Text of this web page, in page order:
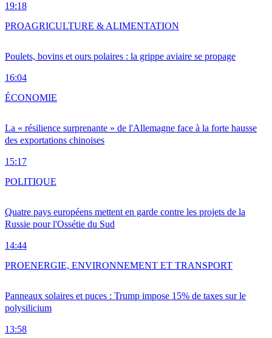
19:18
Poulets, bovins et ours polaires : la grippe aviaire se propage
16:04
PROAGRICULTURE & ALIMENTATION
La « résilience surprenante » de l'Allemagne face à la forte hausse
des exportations chinoises
15:17
ÉCONOMIE
Quatre pays européens mettent en garde contre les projets de la
Russie pour l'Ossétie du Sud
14:44
POLITIQUE
Panneaux solaires et puces : Trump impose 15% de taxes sur le
polysilicium
13:58
PROENERGIE, ENVIRONNEMENT ET TRANSPORT